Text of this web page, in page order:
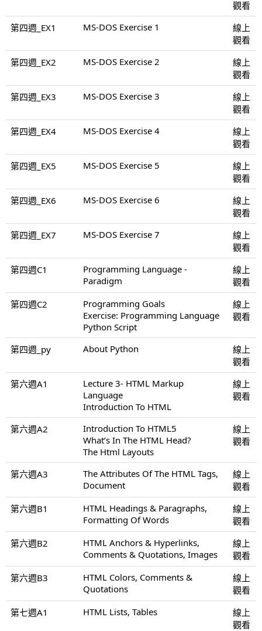
觀看
第四週_EX1
MS-DOS Exercise 1
線上
觀看
第四週_EX2
MS-DOS Exercise 2
線上
觀看
第四週_EX3
MS-DOS Exercise 3
線上
觀看
第四週_EX4
MS-DOS Exercise 4
線上
觀看
第四週_EX5
MS-DOS Exercise 5
線上
觀看
第四週_EX6
MS-DOS Exercise 6
線上
觀看
第四週_EX7
MS-DOS Exercise 7
線上
觀看
第四週C1
Programming Language -
Paradigm
線上
觀看
第四週C2
Programming Goals
Exercise: Programming Language
Python Script
線上
觀看
第四週_py About Python
線上
觀看
第六週A1
Lecture 3- HTML Markup
Language
Introduction To HTML
線上
觀看
第六週A2
Introduction To HTML5
What’s In The HTML Head?
The Html Layouts
線上
觀看
第六週A3
The Attributes Of The HTML Tags,
Document
線上
觀看
第六週B1
HTML Headings & Paragraphs,
Formatting Of Words
線上
觀看
第六週B2
HTML Anchors & Hyperlinks,
Comments & Quotations, Images
線上
觀看
第六週B3
HTML Colors, Comments &
Quotations
線上
觀看
第七週A1
HTML Lists, Tables
線上
觀看